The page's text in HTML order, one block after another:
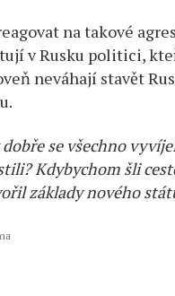
na takové
v Rusku politici,
neváhají stavět
dobře se všechno
Kdybychom šli
základy nového